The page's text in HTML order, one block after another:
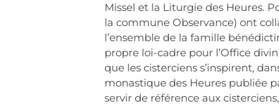
Missel et la Liturgie des Heures.
la commune Observance) ont
l’ensemble de la famille
propre loi-cadre pour l’Office
que les cisterciens s’inspirent,
monastique des Heures publiée
servir de référence aux